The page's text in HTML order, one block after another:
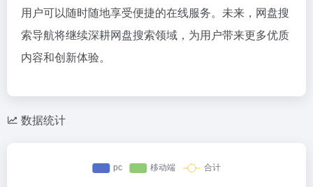
用户可以随时随地享受便捷的在线服务。未来，网盘搜
索导航将继续深耕网盘搜索领域，为用户带来更多优质
内容和创新体验。
数据统计